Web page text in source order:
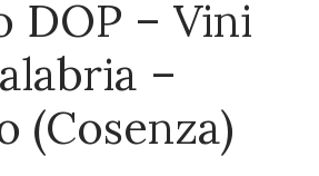
DOP – Vini
–
(Cosenza)